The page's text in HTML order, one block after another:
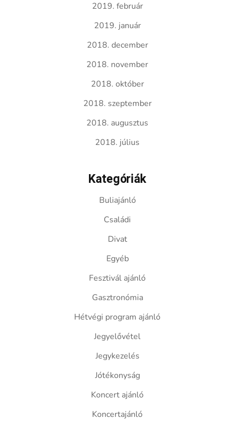
2019. február
2019. január
2018. december
2018. november
2018. október
2018. szeptember
2018. augusztus
2018. július
Kategóriák
Buliajánló
Családi
Divat
Egyéb
Fesztivál ajánló
Gasztronómia
Hétvégi program ajánló
Jegyelővétel
Jegykezelés
Jótékonyság
Koncert ajánló
Koncertajánló